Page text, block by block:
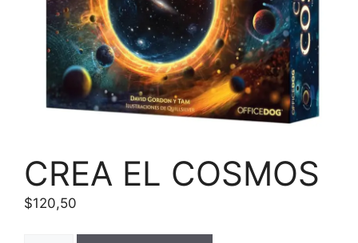
CREA EL COSMOS
$120,50